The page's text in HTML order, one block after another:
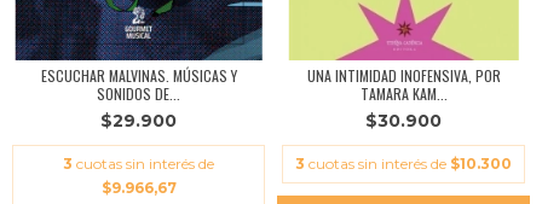
ESCUCHAR MALVINAS. MÚSICAS Y
SONIDOS DE...
$29.900
3 cuotas sin interés de
$9.966,67
UNA INTIMIDAD INOFENSIVA, POR
TAMARA KAM...
$30.900
3 cuotas sin interés de $10.300